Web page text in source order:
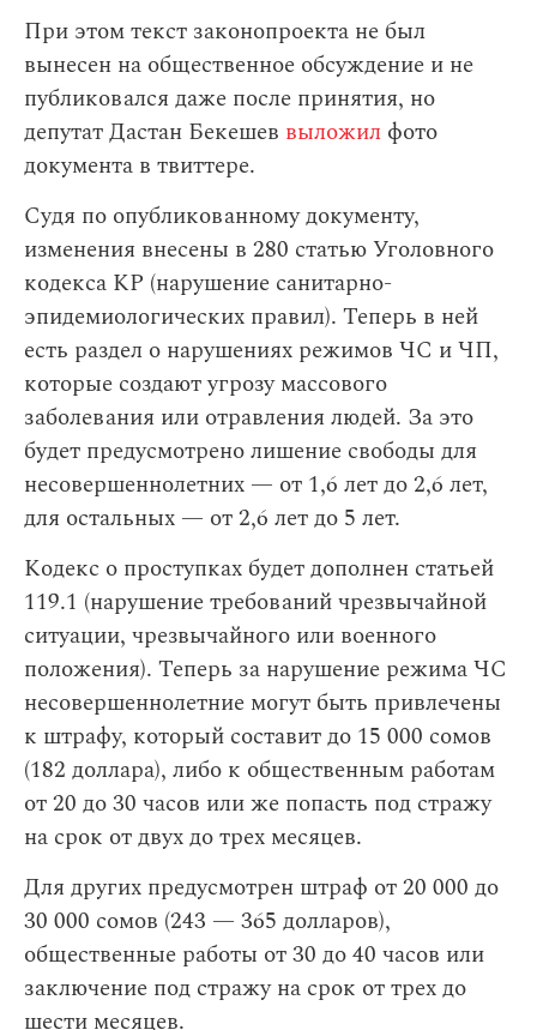
При этом текст законопроекта не был
вынесен на общественное обсуждение и не
публиковался даже после принятия, но
депутат Дастан Бекешев выложил фото
документа в твиттере.
Судя по опубликованному документу,
изменения внесены в 280 статью Уголовного
кодекса КР (нарушение санитарно-
эпидемиологических правил). Теперь в ней
есть раздел о нарушениях режимов ЧС и ЧП,
которые создают угрозу массового
заболевания или отравления людей. За это
будет предусмотрено лишение свободы для
несовершеннолетних — от 1,6 лет до 2,6 лет,
для остальных — от 2,6 лет до 5 лет.
Кодекс о проступках будет дополнен статьей
119.1 (нарушение требований чрезвычайной
ситуации, чрезвычайного или военного
положения). Теперь за нарушение режима ЧС
несовершеннолетние могут быть привлечены
к штрафу, который составит до 15 000 сомов
(182 доллара), либо к общественным работам
от 20 до 30 часов или же попасть под стражу
на срок от двух до трех месяцев.
Для других предусмотрен штраф от 20 000 до
30 000 сомов (243 — 365 долларов),
общественные работы от 30 до 40 часов или
заключение под стражу на срок от трех до
шести месяцев.